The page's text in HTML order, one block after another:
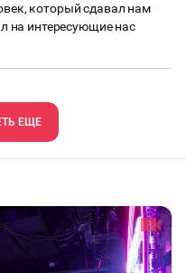
который сдавал нам
на интересующие нас
ЕЩЕ